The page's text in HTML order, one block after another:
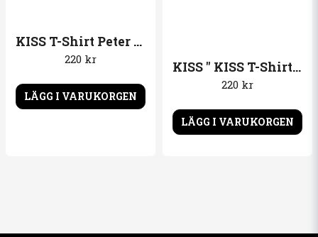
KISS T-Shirt Peter Criss Solo album 78
220 kr
LÄGG I VARUKORGEN
KISS " KISS T-Shirt Double PlatinumPlatinum"
220 kr
LÄGG I VARUKORGEN